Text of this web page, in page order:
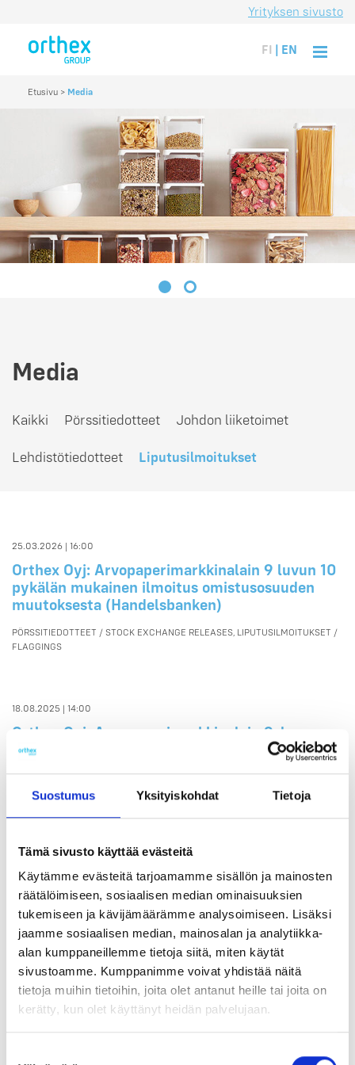
Suostumus Yksityiskohdat Tietoja
Tämä sivusto käyttää evästeitä
Käytämme evästeitä tarjoamamme sisällön ja mainosten
räätälöimiseen, sosiaalisen median ominaisuuksien
tukemiseen ja kävijämäärämme analysoimiseen. Lisäksi
jaamme sosiaalisen median, mainosalan ja analytiikka-
alan kumppaneillemme tietoja siitä, miten käytät
sivustoamme. Kumppanimme voivat yhdistää näitä
tietoja muihin tietoihin, joita olet antanut heille tai joita on
kerätty, kun olet käyttänyt heidän palvelujaan.
Yrityksen sivusto
FI | EN
Etusivu > Media
1 2
Media
Kaikki Pörssitiedotteet Johdon liiketoimet
Lehdistötiedotteet Liputusilmoitukset
25.03.2026 | 16:00
Orthex Oyj: Arvopaperimarkkinalain 9 luvun 10
pykälän mukainen ilmoitus omistusosuuden
muutoksesta (Handelsbanken)
PÖRSSITIEDOTTEET / STOCK EXCHANGE RELEASES, LIPUTUSILMOITUKSET /
FLAGGINGS
18.08.2025 | 14:00
Orthex Oyj: Arvopaperimarkkinalain 9. luvun
10. pykälän mukainen ilmoitus omistusosuuden
PÖRSSITIEDOTTEET / STOCK EXCHANGE RELEASES, LIPUTUSILMOITUKSET /
21.09.2022 | 16:45
Orthex Oyj: Arvopaperimarkkinalain 9 luvun 10
pykälän mukainen ilmoitus (Handelsbanken)
LIPUTUSILMOITUKSET / FLAGGINGS
omistusosuus ylitti 5 % rajan